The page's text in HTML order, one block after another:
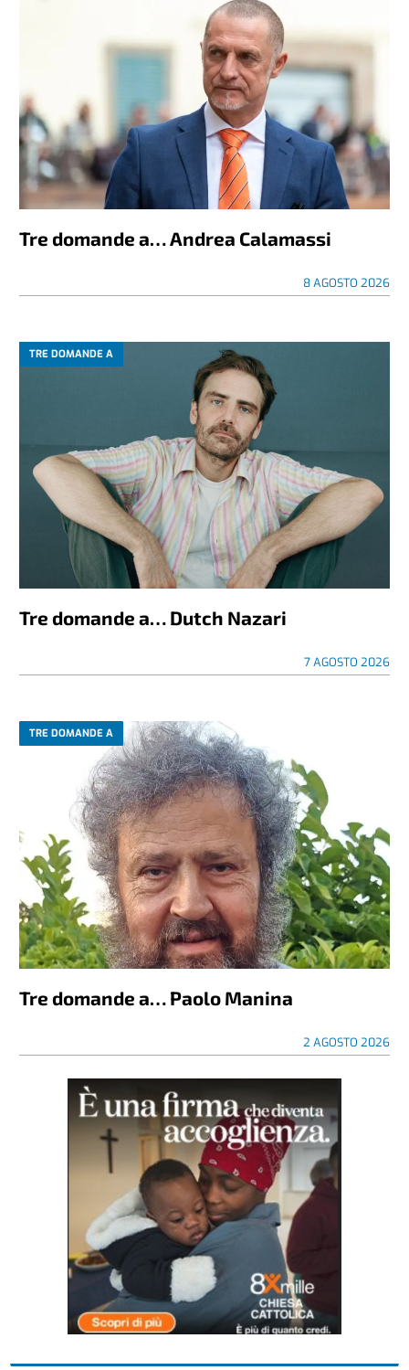
Tre domande a… Andrea Calamassi
8 AGOSTO 2026
TRE DOMANDE A
Tre domande a… Dutch Nazari
7 AGOSTO 2026
TRE DOMANDE A
Tre domande a… Paolo Manina
2 AGOSTO 2026